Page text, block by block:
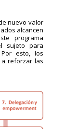
nuevo valor
alcancen
programa
sujeto para
esto, los
reforzar las